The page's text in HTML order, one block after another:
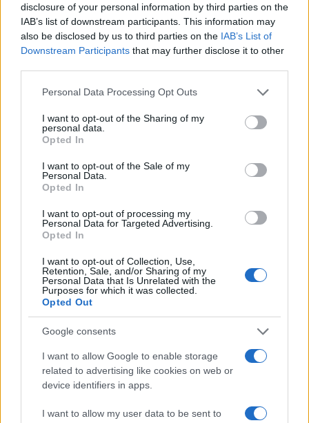
disclosure of your personal information by third parties on the
IAB’s list of downstream participants. This information may
also be disclosed by us to third parties on the IAB’s List of
Downstream Participants that may further disclose it to other
Please note that this website/app uses one or more Google
not limited to your visit or usage behaviour. You may click to
grant or deny consent to Google and its third-party tags to
use your data for below specified purposes in below Google
consent section.
Personal Data Processing Opt Outs
I want to opt-out of the Sharing of my
personal data.
Opted In
I want to opt-out of the Sale of my
Personal Data.
Opted In
I want to opt-out of processing my
Personal Data for Targeted Advertising.
Opted In
I want to opt-out of Collection, Use,
Retention, Sale, and/or Sharing of my
Personal Data that Is Unrelated with the
Purposes for which it was collected.
Opted Out
Google consents
I want to allow Google to enable storage
related to advertising like cookies on web or
device identifiers in apps.
I want to allow my user data to be sent to
questa trasformazione?